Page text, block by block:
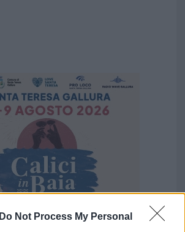
Do Not Process My Personal